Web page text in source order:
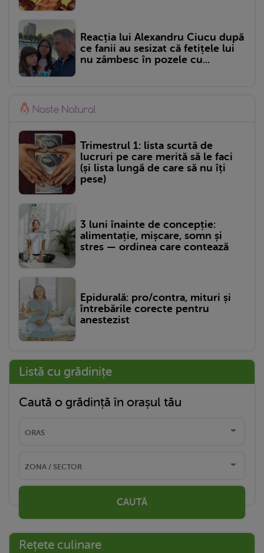
Reacția lui Alexandru Ciucu după
ce fanii au sesizat că fetițele lui
nu zâmbesc în pozele cu...
Trimestrul 1: lista scurtă de
lucruri pe care merită să le faci
(și lista lungă de care să nu îți
pese)
3 luni înainte de concepție:
alimentație, mișcare, somn și
stres — ordinea care contează
Epidurală: pro/contra, mituri și
întrebările corecte pentru
anestezist
Listă cu grădinițe
Caută o grădință în orașul tău
CAUTĂ
Rețete culinare